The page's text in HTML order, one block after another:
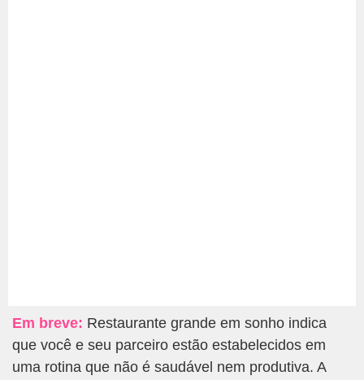
Em breve: Restaurante grande em sonho indica
que você e seu parceiro estão estabelecidos em
uma rotina que não é saudável nem produtiva. A